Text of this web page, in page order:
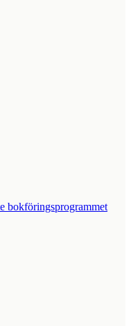
bokföringsprogrammet